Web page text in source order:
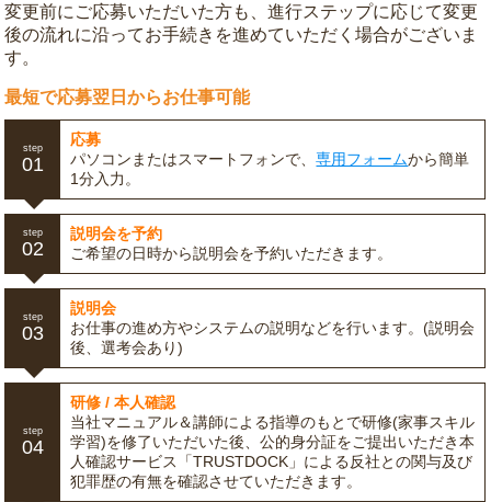
変更前にご応募いただいた方も、進行ステップに応じて変更
後の流れに沿ってお手続きを進めていただく場合がございま
す。
最短で応募翌日からお仕事可能
step
01
応募
パソコンまたはスマートフォンで、専用フォームから簡単
1分入力。
step
02
説明会を予約
ご希望の日時から説明会を予約いただきます。
step
03
説明会
お仕事の進め方やシステムの説明などを行います。(説明会
後、選考会あり)
step
04
研修 / 本人確認
当社マニュアル＆講師による指導のもとで研修(家事スキル
学習)を修了いただいた後、公的身分証をご提出いただき本
人確認サービス「TRUSTDOCK」による反社との関与及び
犯罪歴の有無を確認させていただきます。